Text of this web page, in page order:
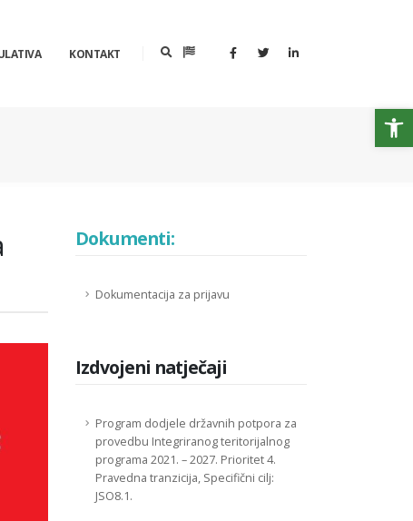
KONTAKT
Dokumenti:
Dokumentacija za prijavu
Izdvojeni natječaji
Program dodjele državnih potpora za
provedbu Integriranog teritorijalnog
programa 2021. – 2027. Prioritet 4.
Pravedna tranzicija, Specifični cilj:
JSO8.1.